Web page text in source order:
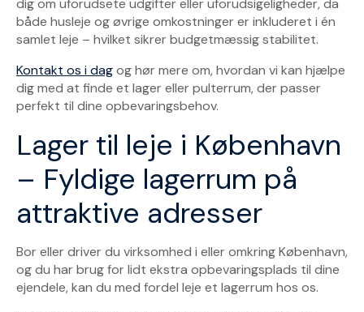
g
både husleje og øvrige omkostninger er inkluderet i én
samlet leje – hvilket sikrer budgetmæssig stabilitet.
Kontakt os i dagog hør mere om, hvordan vi kan hjælpe
dig med at finde et lager eller pulterrum, der passer
perfekt til dine opbevaringsbehov.
Lager til leje i København
– Fyldige lagerrum på
attraktive adresser
Bor eller driver du virksomhed i eller omkring København,
og du har brug for lidt ekstra opbevaringsplads til dine
ejendele, kan du med fordel leje et lagerrum hos os.